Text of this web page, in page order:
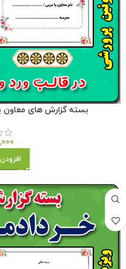
بسته گزارش های معاون